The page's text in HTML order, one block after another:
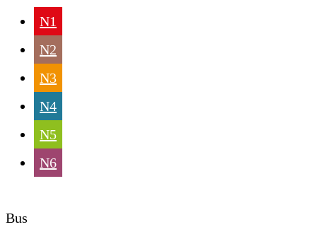
N1
N2
N3
N4
N5
N6
Bus